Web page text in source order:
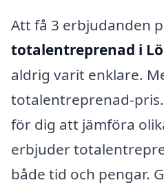
Att få 3 erbjudanden
totalentreprenad i
aldrig varit enklare.
totalentreprenad-
för dig att jämföra
erbjuder
både tid och pengar.